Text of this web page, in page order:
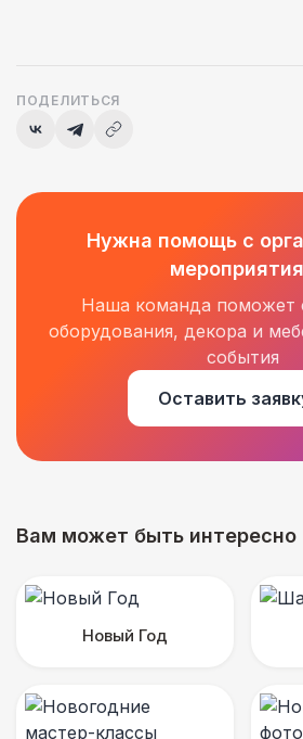
ПОДЕЛИТЬСЯ
Нужна помощь с
Наша команда поможет
оборудования, декора и
события
Оставить
Вам может быть интересно
Новый Год